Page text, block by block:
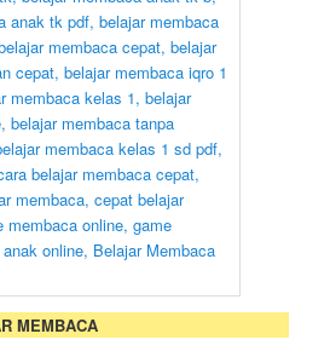
MEMBACA